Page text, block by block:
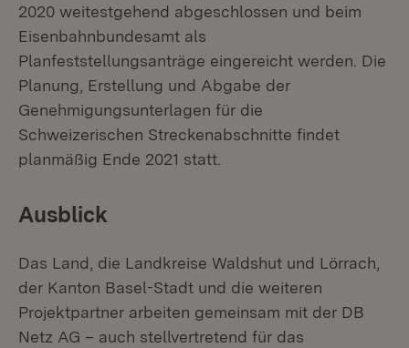
2020 weitestgehend abgeschlossen und beim
Eisenbahnbundesamt als
Planfeststellungsanträge eingereicht werden. Die
Planung, Erstellung und Abgabe der
Genehmigungsunterlagen für die
Schweizerischen Streckenabschnitte findet
planmäßig Ende 2021 statt.
Ausblick
Das Land, die Landkreise Waldshut und Lörrach,
der Kanton Basel-Stadt und die weiteren
Projektpartner arbeiten gemeinsam mit der DB
Netz AG – auch stellvertretend für das